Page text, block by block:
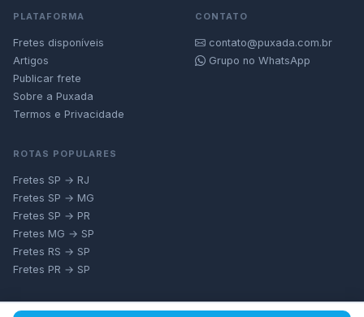
PLATAFORMA
Fretes disponíveis
Artigos
Publicar frete
Sobre a Puxada
Termos e Privacidade
CONTATO
contato@puxada.com.br
Grupo no WhatsApp
ROTAS POPULARES
Fretes SP → RJ
Fretes SP → MG
Fretes SP → PR
Fretes MG → SP
Fretes RS → SP
Fretes PR → SP